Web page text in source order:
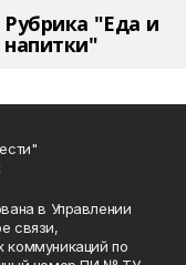
Рубрика "Еда и
напитки"
в Управлении
связи,
коммуникаций по